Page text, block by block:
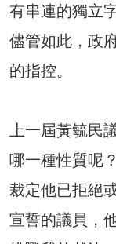
有串連的獨立
儘管如此，政
的指控。
上一屆黃毓民
哪一種性質呢
裁定他已拒絕
宣誓的議員，